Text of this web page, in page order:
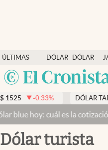
ÚLTIMAS
NOTICIAS
DÓLAR
DÓLAR
BLUE
Dólar
Members
Economía y Política
Finanzas y Mercados
Mercados Online
% DÓLAR TARJETA $ 1976
es la cotización del
Dólar turista